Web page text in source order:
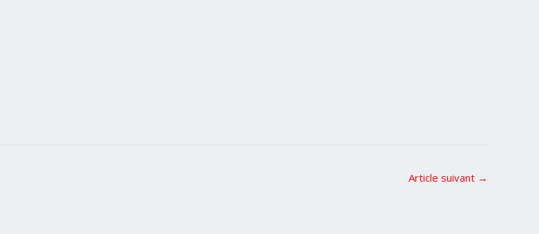
Article suivant →